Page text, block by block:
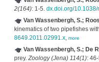
2(164): 1-5. dx.doi.org/10.1038/
Van Wassenbergh, S.;
kinematics of two pipefishes
8649.2011.02991.x, more
Van Wassenbergh, S.; De
prey.Zoology (Jena) 114(1):